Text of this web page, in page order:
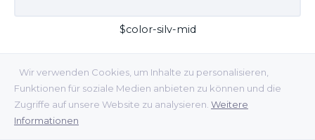
Wir verwenden Cookies, um Inhalte zu personalisieren,
Funktionen für soziale Medien anbieten zu können und die
Zugriffe auf unsere Website zu analysieren. Weitere
Informationen
$color-silv-mid